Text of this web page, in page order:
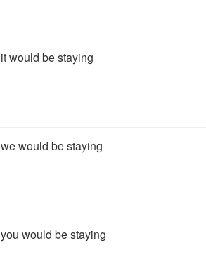
it would be staying
we would be staying
you would be staying